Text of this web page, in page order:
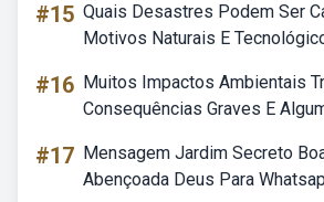
#15 Quais Desastres Podem Ser
Motivos Naturais E
#16 Muitos Impactos Ambientais
Consequências Graves E
#17 Mensagem Jardim Secreto
Abençoada Deus Para